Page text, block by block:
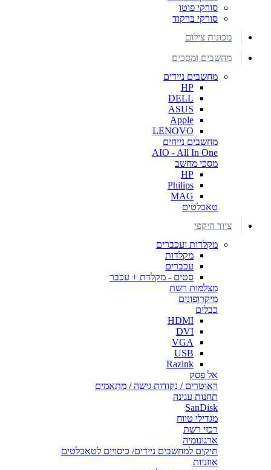
סורקי פוטו
סורקי ברקוד
מכונות צילום
מחשבים ומסכים
מחשבים ניידים
HP
DELL
ASUS
Apple
LENOVO
מחשבים נייחים
AIO - All In One
מסכי מחשב
HP
Philips
MAG
טאבלטים
ציוד היקפי
מקלדות ועכברים
מקלדות
עכברים
סטים - מקלדת + עכבר
מצלמות רשת
מיקרופונים
כבלים
HDMI
DVI
VGA
USB
Razink
אל פסק
ראוטרים / נקודות גישה / מתאמים
תחנות עגינה
SanDisk
מגדילי טווח
רכזי רשת
ארגונומיה
תיקים למחשבים ניידים/ כיסויים לטאבלטים
אוזניות